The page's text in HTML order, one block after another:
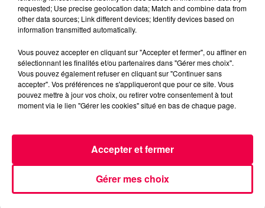
excès de plomb
Du plomb a été détecté dans deux assiettes en
requested; Use precise geolocation data; Match and combine data from
other data sources; Link different devices; Identify devices based on
information transmitted automatically.
Vous pouvez accepter en cliquant sur "Accepter et fermer", ou affiner en
sélectionnant les finalités et/ou partenaires dans "Gérer mes choix".
Vous pouvez également refuser en cliquant sur "Continuer sans
accepter". Vos préférences ne s'appliqueront que pour ce site. Vous
pouvez mettre à jour vos choix, ou retirer votre consentement à tout
moment via le lien "Gérer les cookies" situé en bas de chaque page.
Gérer mes choix
Accepter et fermer